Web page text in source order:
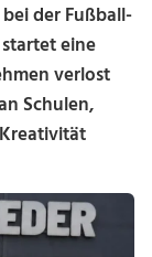
bei der Fußball-
startet eine
verlost
Schulen,